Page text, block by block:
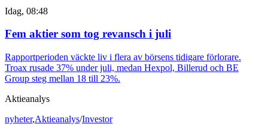
Idag, 08:48
Fem aktier som tog revansch i juli
Rapportperioden väckte liv i flera av börsens tidigare förlorare.
Troax rusade 37% under juli, medan Hexpol, Billerud och BE
Group steg mellan 18 till 23%.
Aktieanalys
nyheter,Aktieanalys/Investor